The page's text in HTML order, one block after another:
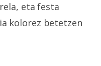
eta festa
kolorez betetzen